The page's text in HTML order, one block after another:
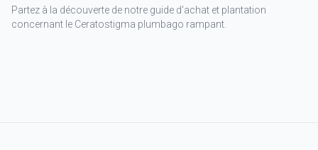
Partez à la découverte de notre guide d'achat et plantation
concernant le Ceratostigma plumbago rampant.